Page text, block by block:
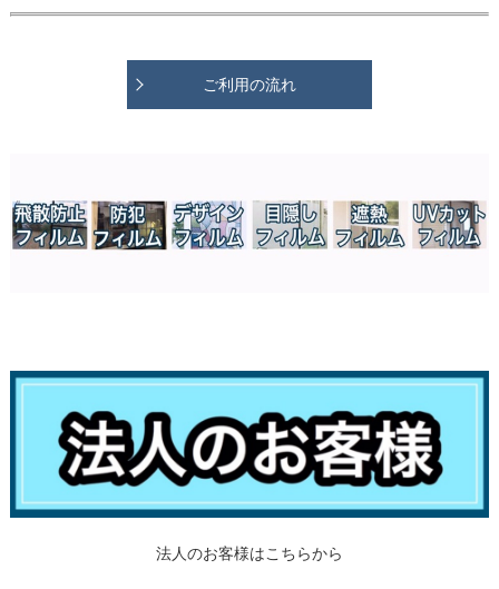
ご利用の流れ
法人のお客様はこちらから